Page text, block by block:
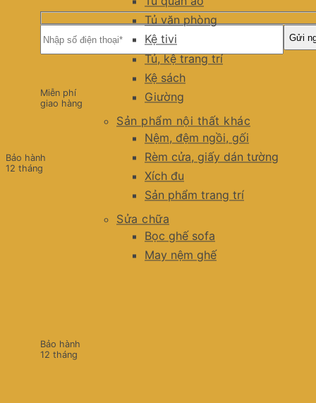
Tủ văn phòng
Kệ tivi
Tủ, kệ trang trí
Kệ sách
Giường
Sản phẩm nội thất khác
Nệm, đệm ngồi, gối
Rèm cửa, giấy dán tường
Xích đu
Sản phẩm trang trí
Sửa chữa
Bọc ghế sofa
May nệm ghế
Miễn phí
giao hàng
Bảo hành
12 tháng
Bảo hành
12 tháng